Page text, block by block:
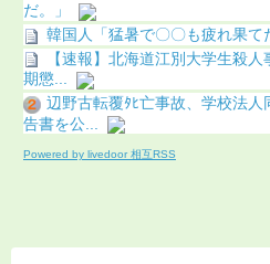
だ。」
韓国人「猛暑で〇〇も疲れ果て
【速報】北海道江別大学生殺
期懲...
辺野古転覆ﾀﾋ亡事故、学校法
告書を公...
Powered by livedoor 相互RSS